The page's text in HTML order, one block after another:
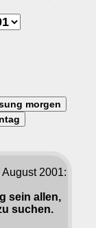
morgen
2001:
sein allen,
suchen.